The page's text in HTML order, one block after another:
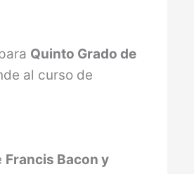
Quinto Grado de
al curso de
Francis Bacon y